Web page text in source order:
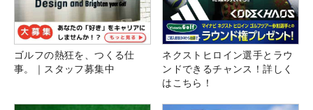
ゴルフの熱狂を、つくる仕
事。｜スタッフ募集中
ネクストヒロイン選手とラウ
ンドできるチャンス！詳しく
はこちら！